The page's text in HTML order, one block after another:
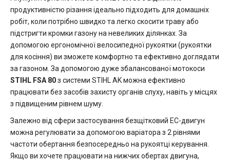
продуктивністю різання ідеально підходить для домашніх
робіт, коли потрібно швидко та легко скосити траву або
підстригти кромки газону на невеликих ділянках. За
допомогою ергономічної велосипедної рукоятки (рукоятки
для косіння) ви зможете комфортно та ефективно доглядати
за газоном. За допомогою дуже збалансованої мотокоси
STIHL FSA 80з системи STIHL AK можна ефективно
працювати без засобів захисту органів слуху, навіть у місцях
з підвищеним рівнем шуму.
Залежно від сфери застосування безщітковий EC-двигун
можна регулювати за допомогою варіатора з 2 рівнями
частоти обертання безпосередньо на рукоятці керування.
Якщо ви хочете працювати на нижчих обертах двигуна,